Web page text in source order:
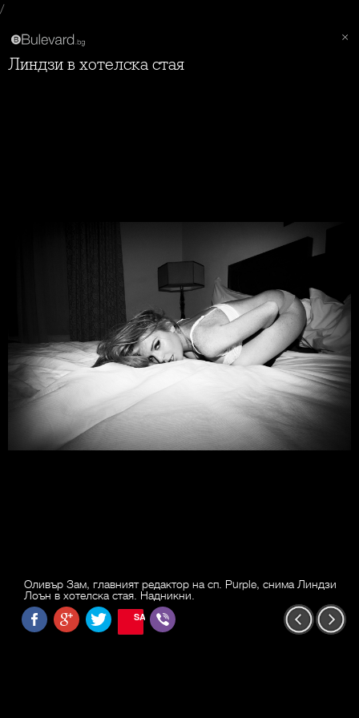
/
Линдзи в хотелска стая
Оливър Зам, главният редактор на сп. Purple, снима Линдзи
Лоън в хотелска стая. Надникни.
SAVE